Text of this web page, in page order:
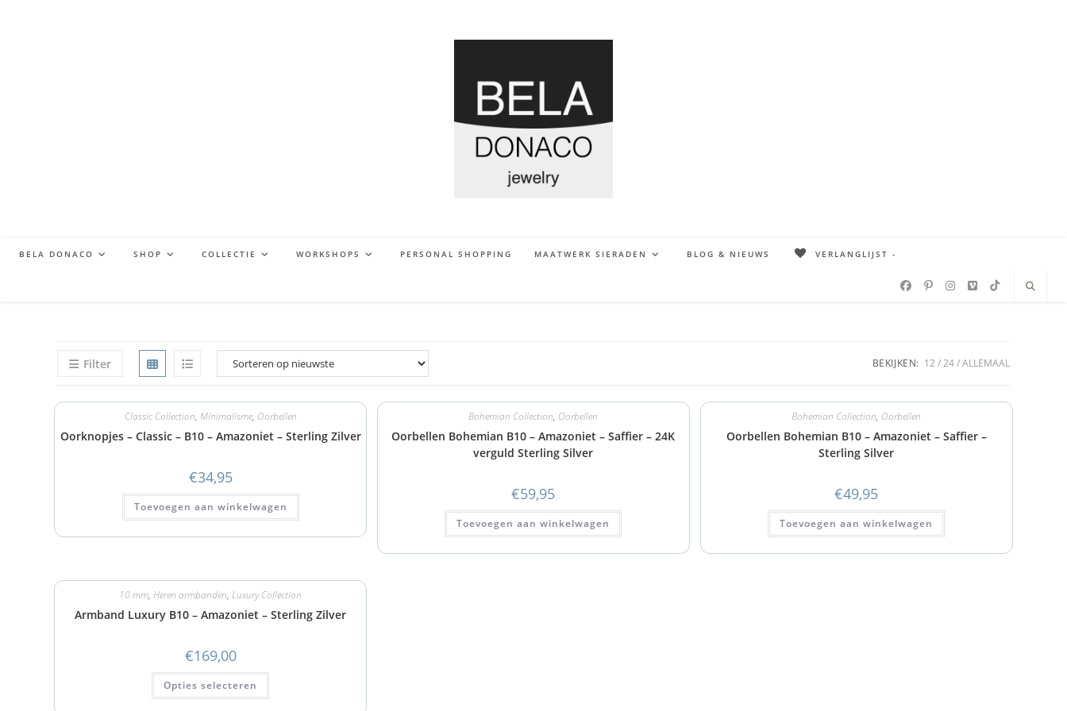
BELA DONACO SHOP COLLECTIE WORKSHOPS PERSONAL SHOPPING MAATWERK SIERADEN BLOG & NIEUWS VERLANGLIJST -
Filter BEKIJKEN: 12 24 ALLEMAAL
Classic Collection, Minimalisme, Oorbellen
Oorknopjes – Classic – B10 – Amazoniet – Sterling Zilver
€34,95
Toevoegen aan winkelwagen
Bohemian Collection, Oorbellen
Oorbellen Bohemian B10 – Amazoniet – Saffier – 24K
verguld Sterling Silver
€59,95
Toevoegen aan winkelwagen
Bohemian Collection, Oorbellen
Oorbellen Bohemian B10 – Amazoniet – Saffier –
Sterling Silver
€49,95
Toevoegen aan winkelwagen
10 mm,Heren armbanden,Luxury Collection
Armband Luxury B10 – Amazoniet – Sterling Zilver
€169,00
Opties selecteren